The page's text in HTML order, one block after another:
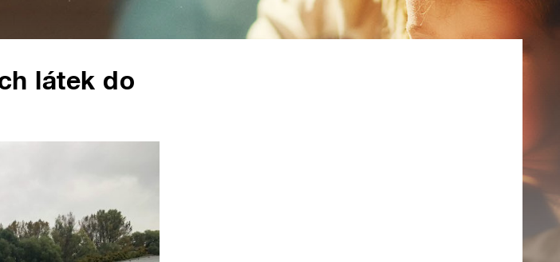
látek do